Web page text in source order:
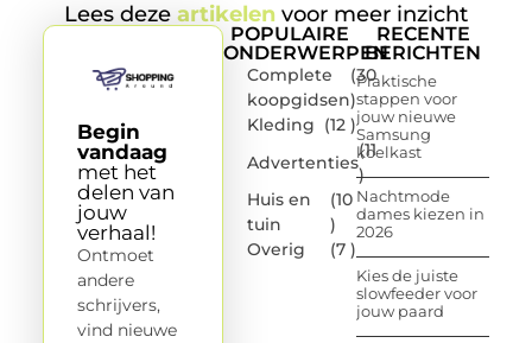
Lees deze artikelen voor meer inzicht
POPULAIRE
ONDERWERPEN
Complete
koopgidsen
(30
)
Kleding (12 )
Advertenties
(11
)
Huis en
tuin
(10
)
Overig
(7 )
RECENTE
BERICHTEN
Praktische
stappen voor
jouw nieuwe
Samsung
koelkast
Nachtmode
dames kiezen in
2026
Kies de juiste
slowfeeder voor
jouw paard
Begin
vandaag
met het
delen van
jouw
verhaal!
Ontmoet
andere
schrijvers,
vind nieuwe